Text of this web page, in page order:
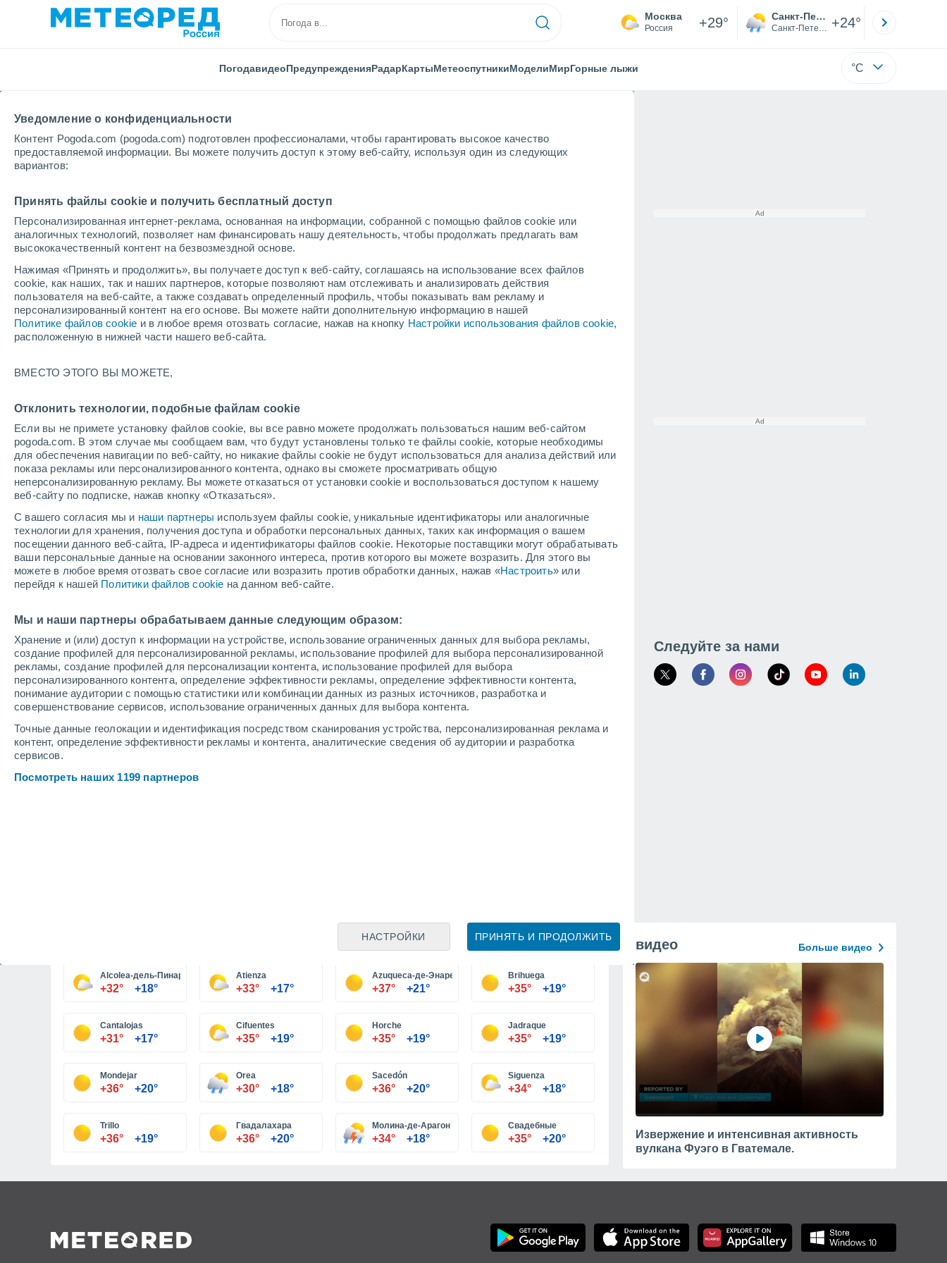
Уведомление о конфиденциальности
Контент Pogoda.com (pogoda.com) подготовлен профессионалами, чтобы гарантировать высокое качество
предоставляемой информации. Вы можете получить доступ к этому веб-сайту, используя один из следующих
вариантов:
Принять файлы cookie и получить бесплатный доступ
Персонализированная интернет-реклама, основанная на информации, собранной с помощью файлов cookie или
аналогичных технологий, позволяет нам финансировать нашу деятельность, чтобы продолжать предлагать вам
высококачественный контент на безвозмездной основе.
Нажимая «Принять и продолжить», вы получаете доступ к веб-сайту, соглашаясь на использование всех файлов
cookie, как наших, так и наших партнеров, которые позволяют нам отслеживать и анализировать действия
пользователя на веб-сайте, а также создавать определенный профиль, чтобы показывать вам рекламу и
персонализированный контент на его основе. Вы можете найти дополнительную информацию в нашей
Политике файлов cookie и в любое время отозвать согласие, нажав на кнопку Настройки использования файлов cookie,
расположенную в нижней части нашего веб-сайта.
ВМЕСТО ЭТОГО ВЫ МОЖЕТЕ,
Отклонить технологии, подобные файлам cookie
Если вы не примете установку файлов cookie, вы все равно можете продолжать пользоваться нашим веб-сайтом
pogoda.com. В этом случае мы сообщаем вам, что будут установлены только те файлы cookie, которые необходимы
для обеспечения навигации по веб-сайту, но никакие файлы cookie не будут использоваться для анализа действий или
показа рекламы или персонализированного контента, однако вы сможете просматривать общую
неперсонализированную рекламу. Вы можете отказаться от установки cookie и воспользоваться доступом к нашему
веб-сайту по подписке, нажав кнопку «Отказаться».
С вашего согласия мы и наши партнеры используем файлы cookie, уникальные идентификаторы или аналогичные
технологии для хранения, получения доступа и обработки персональных данных, таких как информация о вашем
посещении данного веб-сайта, IP-адреса и идентификаторы файлов cookie. Некоторые поставщики могут обрабатывать
ваши персональные данные на основании законного интереса, против которого вы можете возразить. Для этого вы
можете в любое время отозвать свое согласие или возразить против обработки данных, нажав «Настроить» или
перейдя к нашей Политики файлов cookie на данном веб-сайте.
Мы и наши партнеры обрабатываем данные следующим образом:
Хранение и (или) доступ к информации на устройстве, использование ограниченных данных для выбора рекламы,
создание профилей для персонализированной рекламы, использование профилей для выбора персонализированной
рекламы, создание профилей для персонализации контента, использование профилей для выбора
персонализированного контента, определение эффективности рекламы, определение эффективности контента,
понимание аудитории с помощью статистики или комбинации данных из разных источников, разработка и
совершенствование сервисов, использование ограниченных данных для выбора контента.
Точные данные геолокации и идентификация посредством сканирования устройства, персонализированная реклама и
контент, определение эффективности рекламы и контента, аналитические сведения об аудитории и разработка
сервисов.
Посмотреть наших 1199 партнеров
ПРИНЯТЬ И ПРОДОЛЖИТЬ
НАСТРОЙКИ
Москва
Россия +29° Санкт-Петербург
Санкт-Петербург +24°
ПогодавидеоПредупрежденияРадарКартыМетеоспутникиМоделиМирГорные лыжи °C
Погода в провинции Гвадалахары
cегодня, 6 августа Весь день символ
+36°
Гвадалахара
+21°
Illana
+34°
+18°
Молина-де-
Арагон
+36°
+20°
+18°
Orea
+33°
+17°
Дуэньяса
+35°
+19°
Brihuega
+31°
+17°
+18°
+18°
Cendejas
+35°
+19°
Cifuentes
+34°
Расчеты
Поведа-де-
ла-Сьерра
+36°
+20°
Sacedón
+35°
+19°
Сальмерон
+36°
+20°
Tendilla
+32°
+20°
Строительство
Caraquiz
Leaflet |©OpenStreetMap|ECMWF
Следуйте за нами
Alcolea-дель-Пинар
+32° +18°
Atienza
+33° +17°
Azuqueca-де-Энарес
+37° +21°
Brihuega
+35° +19°
Cantalojas
+31° +17°
Cifuentes
+35° +19°
Horche
+35° +19°
Jadraque
+35° +19°
Mondejar
+36° +20°
Orea
+30° +18°
Sacedón
+36° +20°
Siguenza
+34° +18°
Trillo
+36° +19°
Гвадалахара
+36° +20°
Молина-де-Арагон
+34° +18°
Свадебные
+35° +20°
видео Больше видео
Извержение и интенсивная активность
вулкана Фуэго в Гватемале.